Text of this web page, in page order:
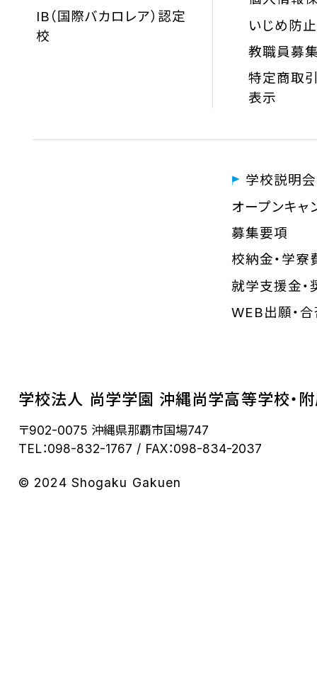
IB（国際バカロレア）認定
校
いじめ防
教職員募
特定商取
表示
学校説明会
オープンキャ
募集要項
校納金・学寮
就学支援金
WEB出願・
学校法人 尚学学園 沖縄尚学高等学校・
〒902-0075 沖縄県那覇市国場747
TEL：098-832-1767
FAX：098-834-2037
© 2024 Shogaku Gakuen